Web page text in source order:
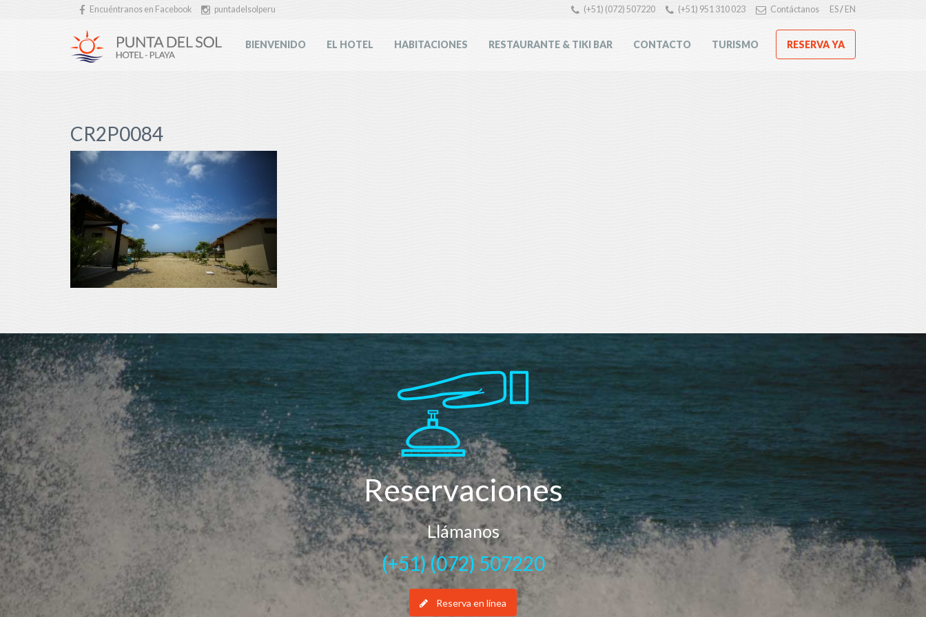
Encuéntranos en Facebook puntadelsolperu (+51) (072) 507220 (+51) 951 310 023 Contáctanos ES/ EN
BIENVENIDO EL HOTEL HABITACIONES RESTAURANTE & TIKI BAR CONTACTO TURISMO RESERVA YA
CR2P0084
Reservaciones
Llámanos
(+51) (072) 507220
Reserva en línea